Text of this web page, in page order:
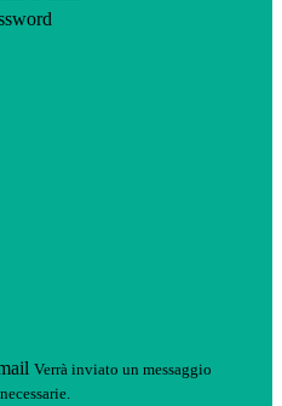
Verrà inviato un messaggio